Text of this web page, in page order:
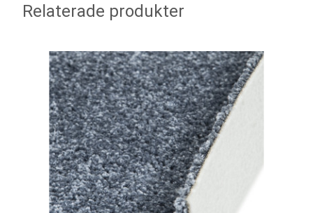
Relaterade produkter